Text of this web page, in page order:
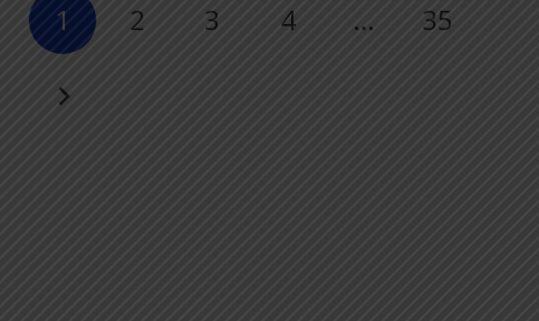
1 2 3 4 … 35